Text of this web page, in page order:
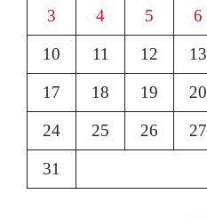
3 4 5 6
10 11 12 13
17 18 19 20
24 25 26 27
31